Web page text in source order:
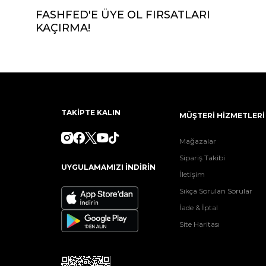
FASHFED'E ÜYE OL FIRSATLARI
KAÇIRMA!
TAKİPTE KALIN
UYGULAMAMIZI İNDİRİN
MÜŞTERİ HİZMETLERİ
Mağazalar
Sipariş Takibi
İletişim
Sıkça Sorulan Sorular
İade & İptal
Site Haritası